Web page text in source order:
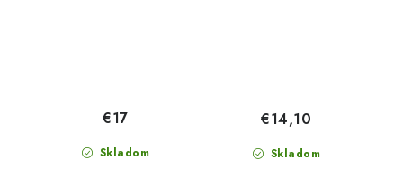
Skladom
€17
Skladom
€14,10